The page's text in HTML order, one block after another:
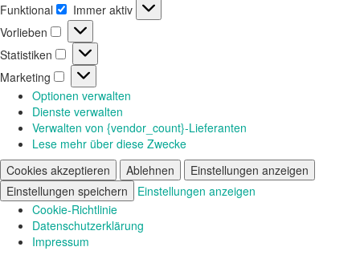
Funktional
Funktional
Immer aktiv
Vorlieben
Vorlieben
Statistiken
Statistiken
Marketing
Marketing
Optionen verwalten
Dienste verwalten
Verwalten von {vendor_count}-Lieferanten
Lese mehr über diese Zwecke
Cookies akzeptieren
Ablehnen
Einstellungen anzeigen
Einstellungen speichern
Einstellungen anzeigen
Cookie-Richtlinie
Datenschutzerklärung
Impressum